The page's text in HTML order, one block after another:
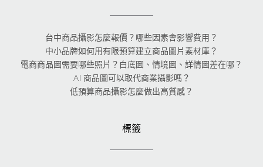
台中商品攝影怎麼報價？哪些因素會影響費用？
中小品牌如何用有限預算建立商品圖片素材庫？
電商商品圖需要哪些照片？白底圖、情境圖、詳情圖差在哪？
AI 商品圖可以取代商業攝影嗎？
低預算商品攝影怎麼做出高質感？
標籤